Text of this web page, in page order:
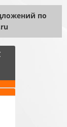
по